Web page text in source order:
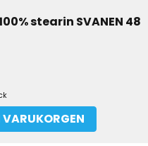
stearin SVANEN 48
VARUKORGEN